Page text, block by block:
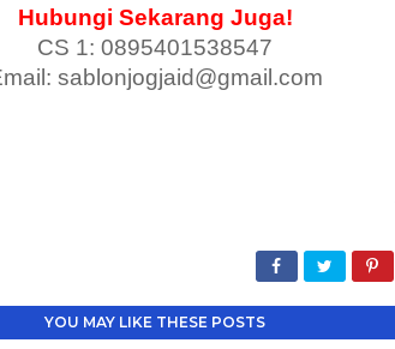
Hubungi Sekarang Juga!
CS 1: 0895401538547
sablonjogjaid@gmail.com
YOU MAY LIKE THESE POSTS